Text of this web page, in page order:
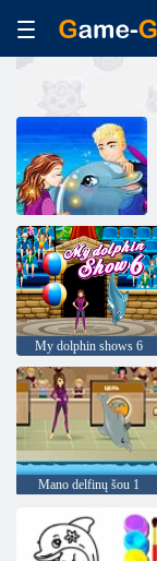
My dolphin shows 6
Mano delfinų šou 1